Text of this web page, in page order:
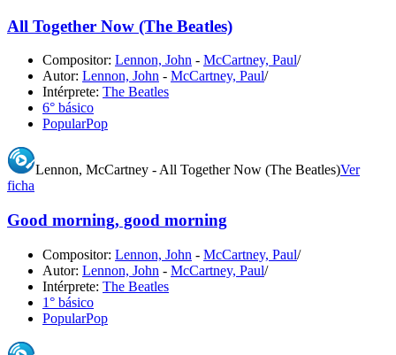
All Together Now (The Beatles)
Compositor: Lennon, John - McCartney, Paul/
Autor: Lennon, John - McCartney, Paul/
Intérprete: The Beatles
6° básico
PopularPop
Lennon, McCartney - All Together Now (The Beatles)Ver
ficha
Good morning, good morning
Compositor: Lennon, John - McCartney, Paul/
Autor: Lennon, John - McCartney, Paul/
Intérprete: The Beatles
1° básico
PopularPop